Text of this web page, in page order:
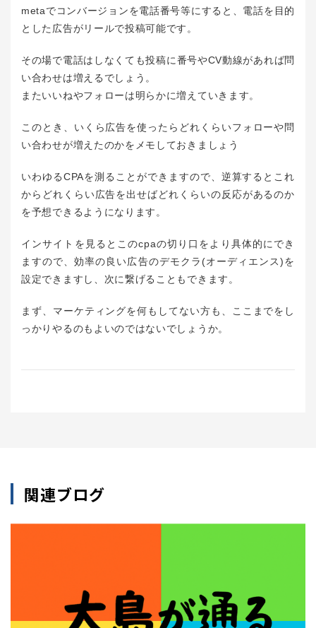
metaでコンバージョンを電話番号等にすると、電話を目的
とした広告がリールで投稿可能です。
その場で電話はしなくても投稿に番号やCV動線があれば問
い合わせは増えるでしょう。
またいいねやフォローは明らかに増えていきます。
このとき、いくら広告を使ったらどれくらいフォローや問
い合わせが増えたのかをメモしておきましょう
いわゆるCPAを測ることができますので、逆算するとこれ
からどれくらい広告を出せばどれくらいの反応があるのか
を予想できるようになります。
インサイトを見るとこのcpaの切り口をより具体的にでき
ますので、効率の良い広告のデモクラ(オーディエンス)を
設定できますし、次に繋げることもできます。
まず、マーケティングを何もしてない方も、ここまでをし
っかりやるのもよいのではないでしょうか。
関連ブログ